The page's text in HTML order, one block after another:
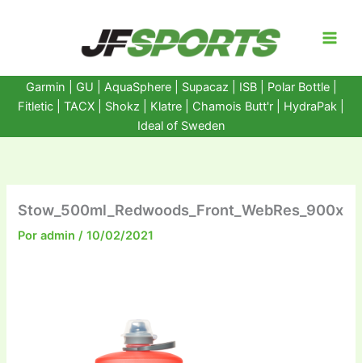
Garmin GU AquaSphere| Supacaz | ISB | Polar Bottle|
Fitletic
TACX Shokz Klatre Chamois Butt'r HydraPak
Ideal of Sweden
Stow_500ml_Redwoods_Front_WebRes_900x
Poradmin/10/02/2021